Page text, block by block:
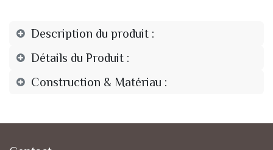
Description du produit :
Détails du Produit :
Construction & Matériau :